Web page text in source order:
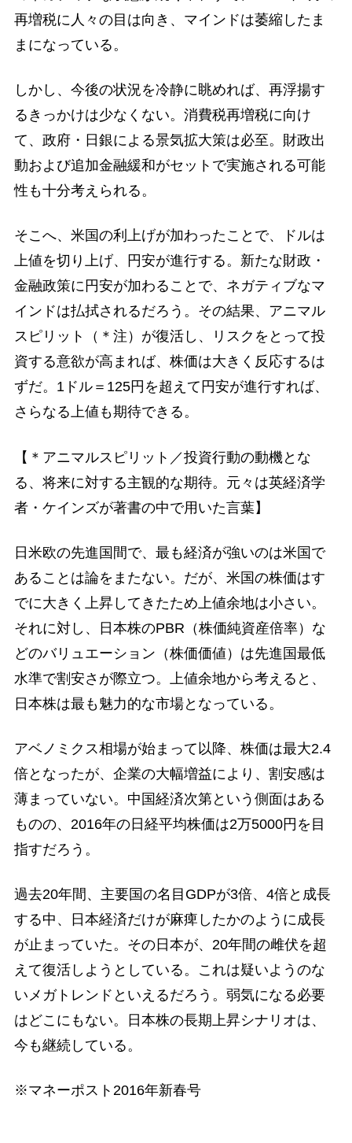
再増税に人々の目は向き、マインドは萎縮したま
まになっている。
しかし、今後の状況を冷静に眺めれば、再浮揚す
るきっかけは少なくない。消費税再増税に向け
て、政府・日銀による景気拡大策は必至。財政出
動および追加金融緩和がセットで実施される可能
性も十分考えられる。
そこへ、米国の利上げが加わったことで、ドルは
上値を切り上げ、円安が進行する。新たな財政・
金融政策に円安が加わることで、ネガティブなマ
インドは払拭されるだろう。その結果、アニマル
スピリット（＊注）が復活し、リスクをとって投
資する意欲が高まれば、株価は大きく反応するは
ずだ。1ドル＝125円を超えて円安が進行すれば、
さらなる上値も期待できる。
【＊アニマルスピリット／投資行動の動機とな
る、将来に対する主観的な期待。元々は英経済学
者・ケインズが著書の中で用いた言葉】
日米欧の先進国間で、最も経済が強いのは米国で
あることは論をまたない。だが、米国の株価はす
でに大きく上昇してきたため上値余地は小さい。
それに対し、日本株のPBR（株価純資産倍率）な
どのバリュエーション（株価価値）は先進国最低
水準で割安さが際立つ。上値余地から考えると、
日本株は最も魅力的な市場となっている。
アベノミクス相場が始まって以降、株価は最大2.4
倍となったが、企業の大幅増益により、割安感は
薄まっていない。中国経済次第という側面はある
ものの、2016年の日経平均株価は2万5000円を目
指すだろう。
過去20年間、主要国の名目GDPが3倍、4倍と成長
する中、日本経済だけが麻痺したかのように成長
が止まっていた。その日本が、20年間の雌伏を超
えて復活しようとしている。これは疑いようのな
いメガトレンドといえるだろう。弱気になる必要
はどこにもない。日本株の長期上昇シナリオは、
今も継続している。
※マネーポスト2016年新春号